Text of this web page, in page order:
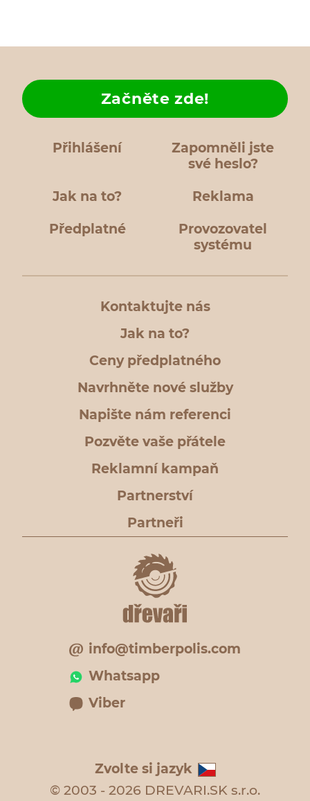
Přihlášení
Zapomněli jste
své heslo?
Jak na to?
Začněte zde!
Reklama
Předplatné
Provozovatel
systému
Kontaktujte nás
Jak na to?
Ceny předplatného
Navrhněte nové služby
Napište nám referenci
Pozvěte vaše přátele
Reklamní kampaň
Partnerství
Partneři
info@timberpolis.com
Whatsapp
Viber
Zvolte si jazyk
© 2003 - 2026 DREVARI.SK s.r.o.